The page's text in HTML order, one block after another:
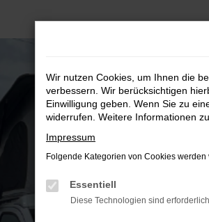
Wir nutzen Cookies, um Ihnen die
verbessern. Wir berücksichtigen
Einwilligung geben. Wenn Sie zu
widerrufen. Weitere Informationen
Impressum
Folgende Kategorien von Cookies werden
Essentiell
Diese Technologien sind